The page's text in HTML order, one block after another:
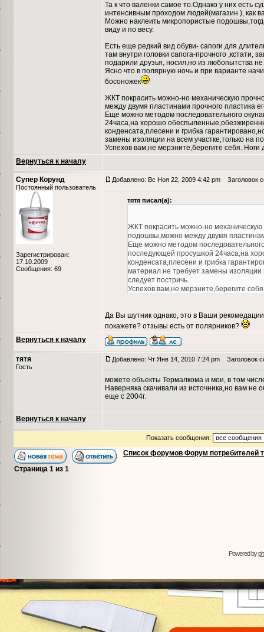
Та к что валенки самое то.Однако у них есть
интенсивным проходом людей(магазин ), как
Можно наклеить микропористые
виду и по весу.
Есть еще редкий вид обуви- сапоги для
там внутри головки сапога-прочного ,кстати,
подарили друзья, носил,но из любопытства не
Ясно что в полярную ночь и при варианте
босоножек
ЖКТ покрасить можно-но механическую
между двумя пластинами прочного пластика
Еще можно методом последовательного
24часа,на хорошо
конденсата,плесени и грибка
замены изоляции на всем участке,только на
Успехов вам,не мерзните,берегите себя.
Вернуться к началу
Супер Корунд
Постоянный пользователь
Зарегистрирован:
17.10.2009
Сообщения: 69
Добавлено: Вс Ноя 22, 2009 4:42 pm Заголовок
тятя писал(а):
ЖКТ покрасить можно-но
подошвы,можно между двумя
Еще можно методом
последующей просушкой 24часа,на
конденсата,плесени и грибка
материал не требует замены изоляции
следует постричь.
Успехов вам,не мерзните,берегите
Да Вы шутник однако, это в Ваши
покажете? отзывы есть от полярников?
Вернуться к началу
тятя
Гость
Добавлено: Чт Янв 14, 2010 7:24 pm Заголовок
можете объекты Термалкома и мои, в том
Наверняка скачивали из источника,но вам
еще с 2004г.
Вернуться к началу
Показать сообщения:
Список форумов Форум потребителей
Страница 1 из 1
Powered by